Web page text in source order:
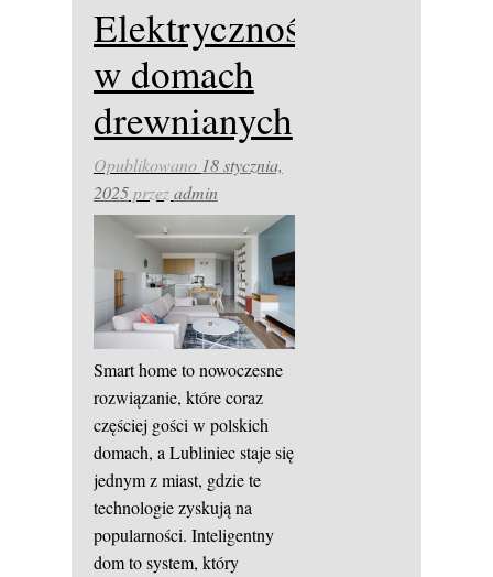
Elektryczność
w domach
drewnianych
Opublikowano 18 stycznia,
2025przezadmin
Smart home to nowoczesne
rozwiązanie, które coraz
częściej gości w polskich
domach, a Lubliniec staje się
jednym z miast, gdzie te
technologie zyskują na
popularności. Inteligentny
dom to system, który